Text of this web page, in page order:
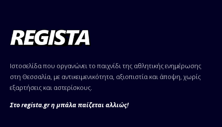
Ιστοσελίδα που οργανώνει το παιχνίδι της αθλητικής ενημέρωσης
στη Θεσσαλία, με αντικειμενικότητα, αξιοπιστία και άποψη, χωρίς
εξαρτήσεις και αστερίσκους.
Στο regista.gr η μπάλα παίζεται αλλιώς!